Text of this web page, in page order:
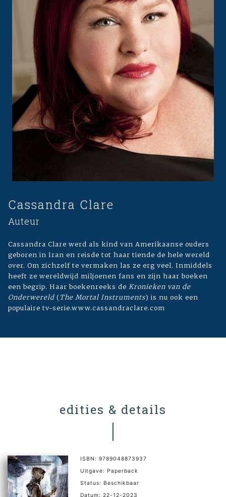
Cassandra Clare
Auteur
Cassandra Clare werd als kind van Amerikaanse ouders
geboren in Iran en reisde tot haar tiende de hele wereld
over. Om zichzelf te vermaken las ze erg veel. Inmiddels
heeft ze wereldwijd miljoenen fans en zijn haar boeken
een begrip. Haar boekenreeks de Kronieken van de
Onderwereld (The Mortal Instruments) is nu ook een
populaire tv-serie.www.cassandraclare.com
edities & details
ISBN: 9789048873937
Uitgave: Paperback
Status: Beschikbaar
Datum: 22-12-2023